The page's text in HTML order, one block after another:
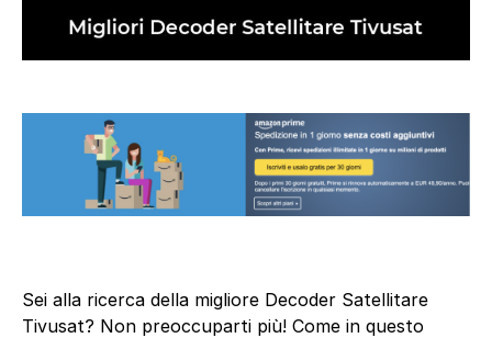
Sei alla ricerca della migliore Decoder Satellitare
Tivusat? Non preoccuparti più! Come in questo